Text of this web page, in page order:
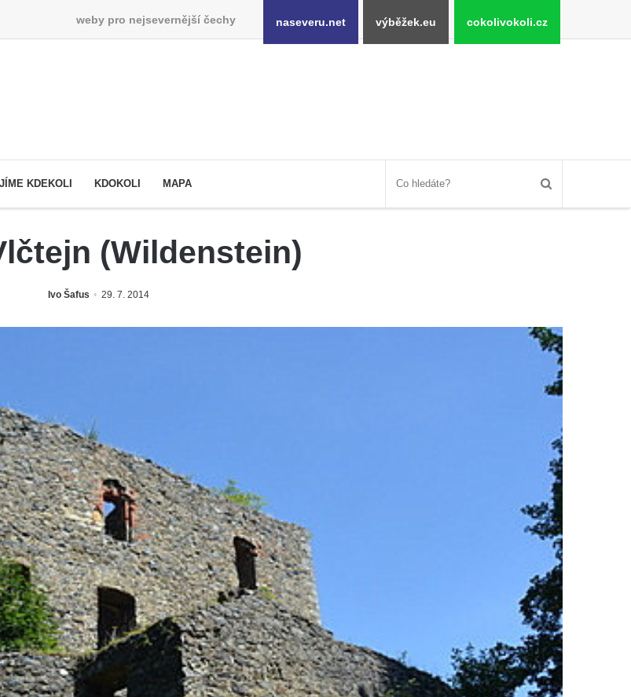
weby pro nejsevernější čechy naseveru.net výběžek.eu cokolivokoli.cz
JÍME KDEKOLI KDOKOLI MAPA
(Wildenstein)
Ivo Šafus 29. 7. 2014